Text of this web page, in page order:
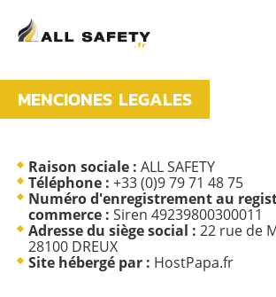
MENCIONES LEGALES
Raison sociale : ALL SAFETY
Téléphone : +33 (0)9 79 71 48 75
Numéro d'enregistrement au
commerce : Siren 49239800300011
Adresse du siège social : 22 rue de
28100 DREUX
Site hébergé par : HostPapa.fr